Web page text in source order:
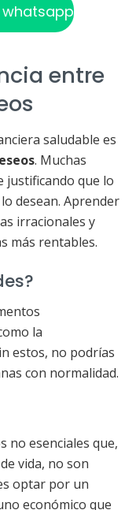
entre
saludable es
. Muchas
justificando que lo
desean. Aprender
irracionales y
más rentables.
la
estos, no podrías
con normalidad.
no esenciales que,
vida, no son
optar por un
económico que